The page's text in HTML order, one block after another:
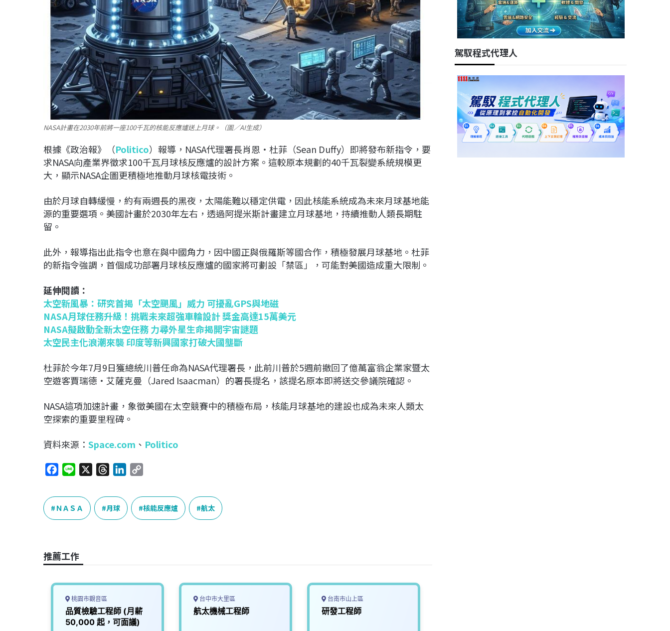
NASA計畫在2030年前將一座100千瓦的核能反應爐送上月球。（圖／AI生成）
根據《政治報》（Politico）報導，NASA代理署長肖恩‧杜菲（Sean Duffy）即將發布新指令，要
求NASA向產業界徵求100千瓦月球核反應爐的設計方案。這較原本規劃的40千瓦裂變系統規模更
大，顯示NASA企圖更積極地推動月球核電技術。
由於月球自轉緩慢，約有兩週長的黑夜，太陽能難以穩定供電，因此核能系統成為未來月球基地能
源的重要選項。美國計畫於2030年左右，透過阿提米斯計畫建立月球基地，持續推動人類長期駐
留。
此外，報導指出此指令也意在與中國角力，因中國正與俄羅斯等國合作，積極發展月球基地。杜菲
的新指令強調，首個成功部署月球核反應爐的國家將可劃設「禁區」，可能對美國造成重大限制。
延伸閱讀：
太空新風暴：研究首揭「太空颶風」威力 可擾亂GPS與地磁
NASA月球任務升級！挑戰未來超強車輪設計 獎金高達15萬美元
NASA擬啟動全新太空任務 力尋外星生命揭開宇宙謎題
太空民主化浪潮來襲 印度等新興國家打破大國壟斷
杜菲於今年7月9日獲總統川普任命為NASA代理署長，此前川普於5週前撤回了億萬富翁企業家暨太
空遊客賈瑞德‧艾薩克曼（Jared Isaacman）的署長提名，該提名原本即將送交參議院確認。
NASA這項加速計畫，象徵美國在太空競賽中的積極布局，核能月球基地的建設也成為未來人類太
空探索的重要里程碑。
資料來源： Space.com 、 Politico
c
e
b
k
n
e
r
e
a
k
p
y
L
ＮＡＳＡ 月球 核能反應爐 航太
推薦工作
桃園市觀音區
品質檢驗工程師 (月薪
50,000 起，可面議)
台中市大里區
航太機械工程師
台南市山上區
研發工程師
駕馭程式代理人